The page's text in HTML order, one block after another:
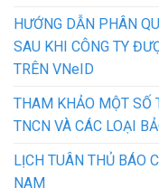
HƯỚNG DẪN PHÂN
SAU KHI CÔNG TY
TRÊN VNeID
THAM KHẢO MỘT SỐ
TNCN VÀ CÁC LOẠI
LỊCH TUÂN THỦ BÁO
NAM